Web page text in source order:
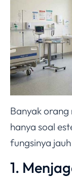
Banyak
hanya soal
fungsinya
1.